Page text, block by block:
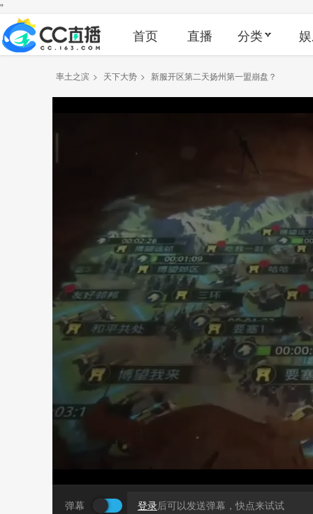
"
首页 直播 分类
率土之滨 > 天下大势 > 新服开区第二天扬州第一盟崩盘？
弹幕 登录后可以发送弹幕，快点来试试